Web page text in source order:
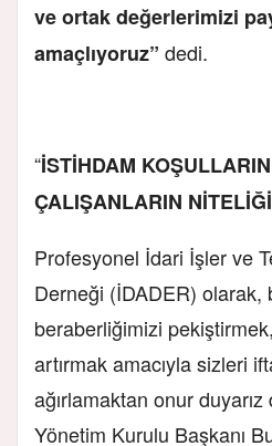
ve ortak değerlerimizi
amaçlıyoruz” dedi.
“İSTİHDAM
ÇALIŞANLARIN
Profesyonel İdari İşler ve
Derneği (İDADER) olarak,
beraberliğimizi pekiştirmek,
artırmak amacıyla sizleri
ağırlamaktan onur
Yönetim Kurulu Başkanı